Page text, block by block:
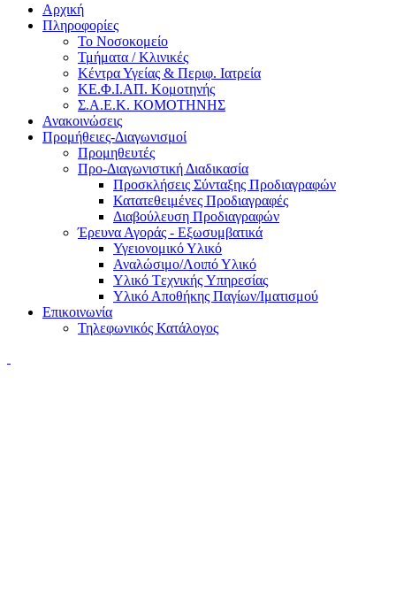
Αρχική
Πληροφορίες
Το Νοσοκομείο
Τμήματα / Κλινικές
Κέντρα Υγείας & Περιφ. Ιατρεία
ΚΕ.Φ.Ι.ΑΠ. Κομοτηνής
Σ.Α.Ε.Κ. ΚΟΜΟΤΗΝΗΣ
Ανακοινώσεις
Προμήθειες-Διαγωνισμοί
Προμηθευτές
Προ-Διαγωνιστική Διαδικασία
Προσκλήσεις Σύνταξης Προδιαγραφών
Κατατεθειμένες Προδιαγραφές
Διαβούλευση Προδιαγραφών
Έρευνα Αγοράς - Εξωσυμβατικά
Υγειονομικό Υλικό
Αναλώσιμο/Λοιπό Υλικό
Υλικό Tεχνικής Yπηρεσίας
Υλικό Αποθήκης Παγίων/Ιματισμού
Επικοινωνία
Τηλεφωνικός Κατάλογος